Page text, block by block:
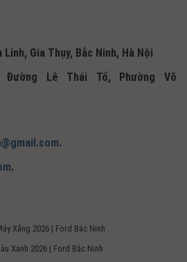
Gia Thụy, Bắc Ninh, Hà Nội
Lê Thái Tổ, Phường Võ
.
Xăng 2026 | Ford Bắc Ninh
Xanh 2026 | Ford Bắc Ninh